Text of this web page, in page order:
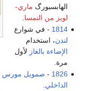
الهابسبورگ ماري-
لويز من النمسا
1814 - في شوارع
لندن، استخدام
الإضاءة بالغاز لأول
مرة.
1826
- صمويل مورس
الداخلي.